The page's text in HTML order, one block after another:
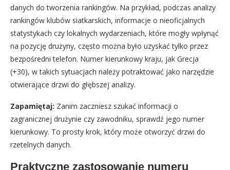
danych do tworzenia rankingów. Na przykład, podczas analizy
rankingów klubów siatkarskich, informacje o nieoficjalnych
statystykach czy lokalnych wydarzeniach, które mogły wpłynąć
na pozycję drużyny, często można było uzyskać tylko przez
bezpośredni telefon. Numer kierunkowy kraju, jak Grecja
(+30), w takich sytuacjach należy potraktować jako narzędzie
otwierające drzwi do głębszej analizy.
Zapamiętaj: Zanim zaczniesz szukać informacji o
zagranicznej drużynie czy zawodniku, sprawdź jego numer
kierunkowy. To prosty krok, który może otworzyć drzwi do
rzetelnych danych.
Praktyczne zastosowanie numeru